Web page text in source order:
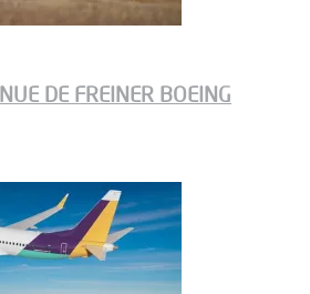
DE FREINER BOEING